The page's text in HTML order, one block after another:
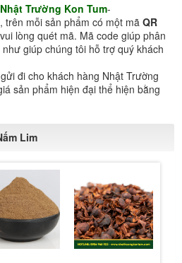
Nhật Trường Kon Tum-
trên mỗi sản phẩm có một mã QR
lòng quét mã. Mã code giúp phân
giúp chúng tôi hỗ trợ quý khách
đi cho khách hàng Nhật Trường
sản phẩm hiện đại thể hiện bằng
Lim